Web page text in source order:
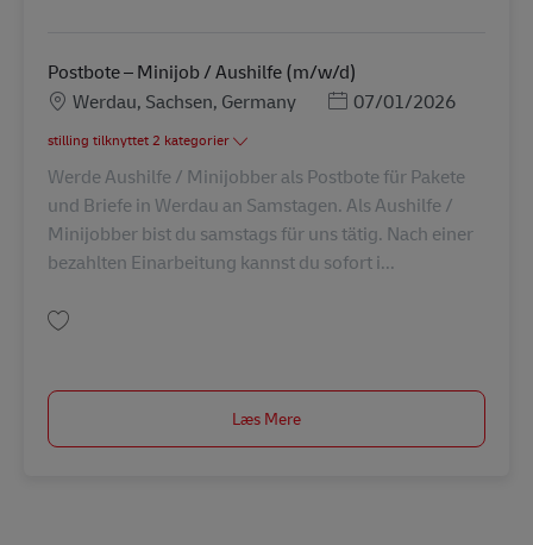
Postbote – Minijob / Aushilfe (m/w/d)
Lokation
Werdau, Sachsen, Germany Posted Date
07/01/2026
stilling tilknyttet 2 kategorier
Werde Aushilfe / Minijobber als Postbote für Pakete
und Briefe in Werdau an Samstagen. Als Aushilfe /
Minijobber bist du samstags für uns tätig. Nach einer
bezahlten Einarbeitung kannst du sofort i...
Læs Mere